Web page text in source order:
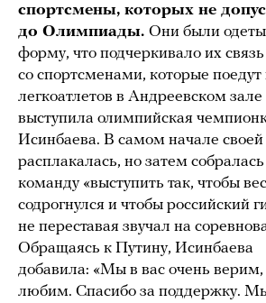
спортсмены, которых не
до Олимпиады. Они были
форму, что подчеркивало их связь
со спортсменами, которые
легкоатлетов в Андреевском
выступила олимпийская
Исинбаева. В самом начале своей
расплакалась, но затем
команду «выступить так, чтобы
содрогнулся и чтобы российский
не переставая звучал на
Обращаясь к Путину, Исинбаева
добавила: «Мы в вас очень
любим. Спасибо за поддержку.